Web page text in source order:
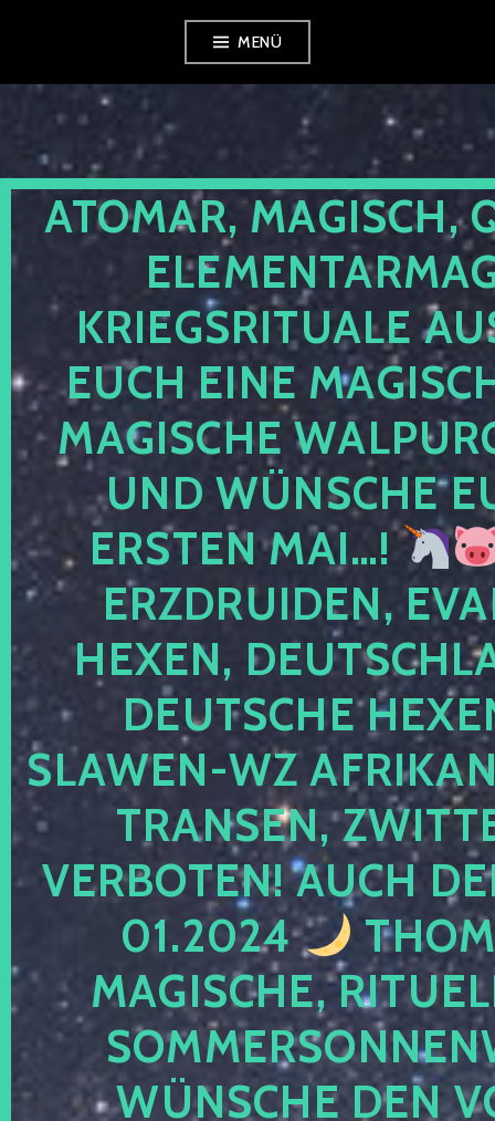
springen
MENÜ
ATOMAR, MAGISCH,
KRIEGSRITUALE
EUCH EINE
MAGISCHE
UND WÜNSCHE
ERSTEN MAI…!
ERZDRUIDEN,
HEXEN,
DEUTSCHE
SLAWEN-WZ
TRANSEN,
VERBOTEN! AUCH
01.2024
MAGISCHE,
WÜNSCHE DEN